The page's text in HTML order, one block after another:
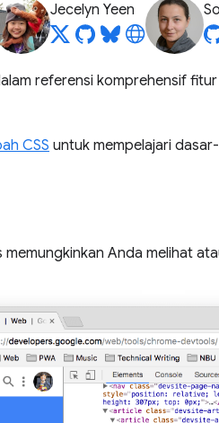
Jecelyn Yeen
referensi komprehensif
CSS untuk mempelajari
memungkinkan Anda melihat